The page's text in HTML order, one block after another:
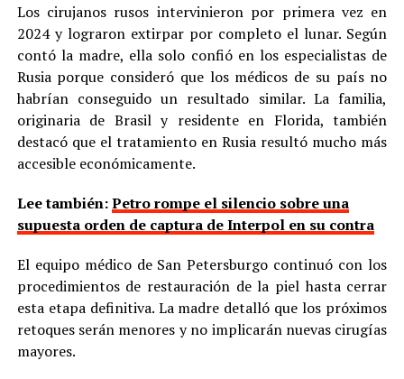
Los cirujanos rusos intervinieron por primera vez en
2024 y lograron extirpar por completo el lunar. Según
contó la madre, ella solo confió en los especialistas de
Rusia porque consideró que los médicos de su país no
habrían conseguido un resultado similar. La familia,
originaria de Brasil y residente en Florida, también
destacó que el tratamiento en Rusia resultó mucho más
accesible económicamente.
Lee también:Petro rompe el silencio sobre una
supuesta orden de captura de Interpol en su contra
El equipo médico de San Petersburgo continuó con los
procedimientos de restauración de la piel hasta cerrar
esta etapa definitiva. La madre detalló que los próximos
retoques serán menores y no implicarán nuevas cirugías
mayores.